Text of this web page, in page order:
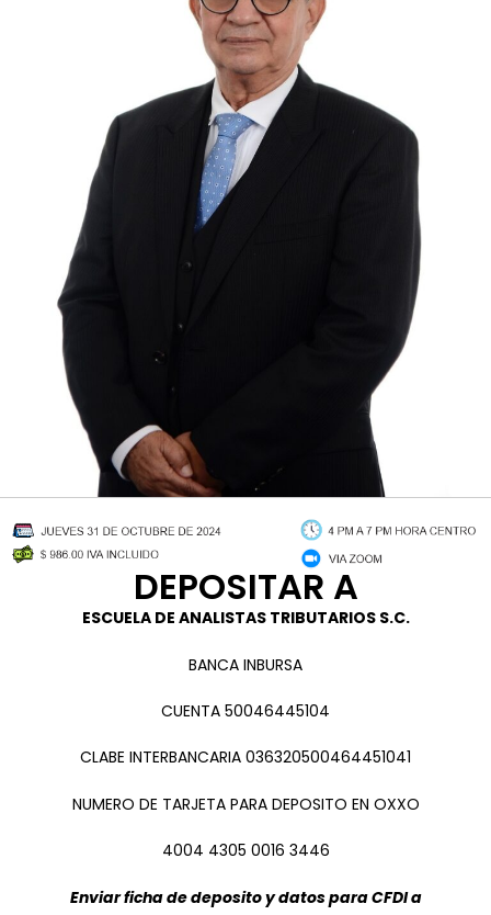
DEPOSITAR A
ESCUELA DE ANALISTAS TRIBUTARIOS S.C.
BANCA INBURSA
CUENTA 50046445104
CLABE INTERBANCARIA 036320500464451041
NUMERO DE TARJETA PARA DEPOSITO EN OXXO
4004 4305 0016 3446
Enviar ficha de deposito y datos para CFDI a